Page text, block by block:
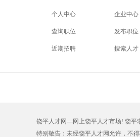
熨烫工 裁剪工
仓管员 仓库管
个人中心
查询职位
近期招聘
企业中心
发布职位
搜索人才
饶平人才网—网上饶平人才市场! 饶平
特别敬告：未经饶平人才网允许，不